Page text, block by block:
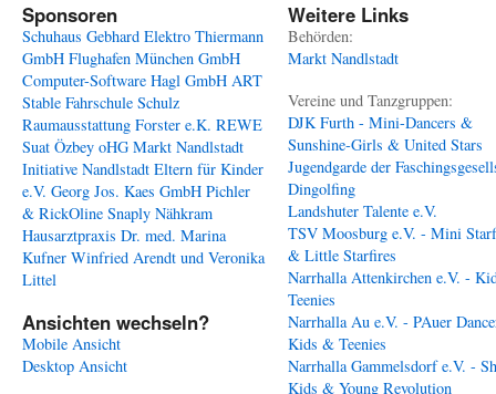
Sponsoren
Schuhaus Gebhard Elektro Thiermann
GmbH Flughafen München GmbH
Computer-Software Hagl GmbH ART
Stable Fahrschule Schulz
Raumausstattung Forster e.K. REWE
Suat Özbey oHG Markt Nandlstadt
Initiative Nandlstadt Eltern für Kinder
e.V. Georg Jos. Kaes GmbH Pichler
& RickOline Snaply Nähkram
Hausarztpraxis Dr. med. Marina
Kufner Winfried Arendt und Veronika
Littel
Ansichten wechseln?
Mobile Ansicht
Desktop Ansicht
Weitere Links
Behörden:
Markt Nandlstadt
Vereine und Tanzgruppen:
DJK Furth - Mini-Dancers &
Sunshine-Girls & United Stars
Jugendgarde der
Dingolfing
Landshuter Talente e.V.
TSV Moosburg e.V. - Mini
& Little Starfires
Narrhalla Attenkirchen e.V. -
Teenies
Narrhalla Au e.V. - PAuer
Kids & Teenies
Narrhalla Gammelsdorf e.V. -
Kids & Young Revolution